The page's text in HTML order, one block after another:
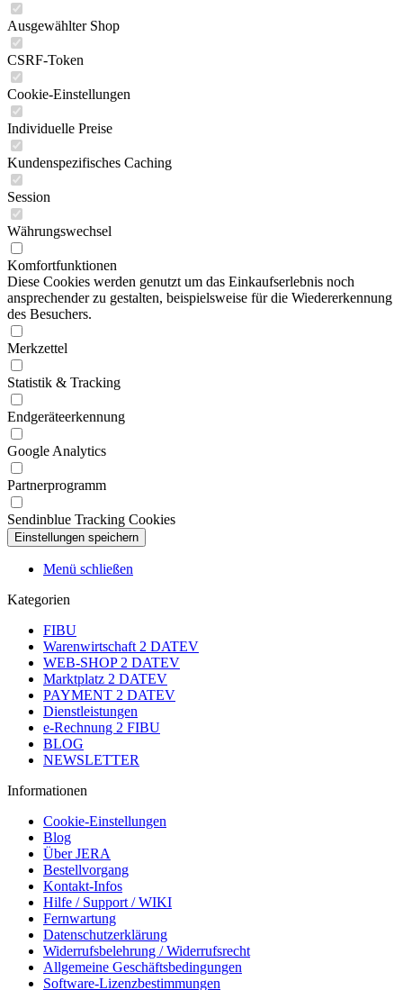
Ausgewählter Shop
CSRF-Token
Cookie-Einstellungen
Individuelle Preise
Kundenspezifisches Caching
Session
Währungswechsel
Komfortfunktionen
Diese Cookies werden genutzt um das Einkaufserlebnis noch
ansprechender zu gestalten, beispielsweise für die Wiedererkennung
des Besuchers.
Merkzettel
Statistik & Tracking
Endgeräteerkennung
Google Analytics
Partnerprogramm
Sendinblue Tracking Cookies
Menü schließen
Kategorien
FIBU
Warenwirtschaft 2 DATEV
WEB-SHOP 2 DATEV
Marktplatz 2 DATEV
PAYMENT 2 DATEV
Dienstleistungen
e-Rechnung 2 FIBU
BLOG
NEWSLETTER
Informationen
Cookie-Einstellungen
Blog
Über JERA
Bestellvorgang
Kontakt-Infos
Hilfe / Support / WIKI
Fernwartung
Datenschutzerklärung
Widerrufsbelehrung / Widerrufsrecht
Allgemeine Geschäftsbedingungen
Software-Lizenzbestimmungen